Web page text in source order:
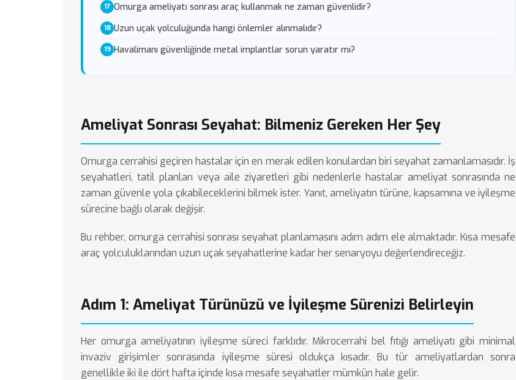
Omurga ameliyatı sonrası araç kullanmak ne zaman güvenlidir?
Uzun uçak yolculuğunda hangi önlemler alınmalıdır?
Havalimanı güvenliğinde metal implantlar sorun yaratır mı?
Ameliyat Sonrası Seyahat: Bilmeniz Gereken Her Şey
Omurga cerrahisi geçiren hastalar için en merak edilen konulardan biri seyahat zamanlamasıdır. İş
seyahatleri, tatil planları veya aile ziyaretleri gibi nedenlerle hastalar ameliyat sonrasında ne
zaman güvenle yola çıkabileceklerini bilmek ister. Yanıt, ameliyatın türüne, kapsamına ve iyileşme
sürecine bağlı olarak değişir.
Bu rehber, omurga cerrahisi sonrası seyahat planlamasını adım adım ele almaktadır. Kısa mesafe
araç yolculuklarından uzun uçak seyahatlerine kadar her senaryoyu değerlendireceğiz.
Adım 1: Ameliyat Türünüzü ve İyileşme Sürenizi Belirleyin
Her omurga ameliyatının iyileşme süreci farklıdır. Mikrocerrahi bel fıtığı ameliyatı gibi minimal
invaziv girişimler sonrasında iyileşme süresi oldukça kısadır. Bu tür ameliyatlardan sonra
genellikle iki ile dört hafta içinde kısa mesafe seyahatler mümkün hale gelir.